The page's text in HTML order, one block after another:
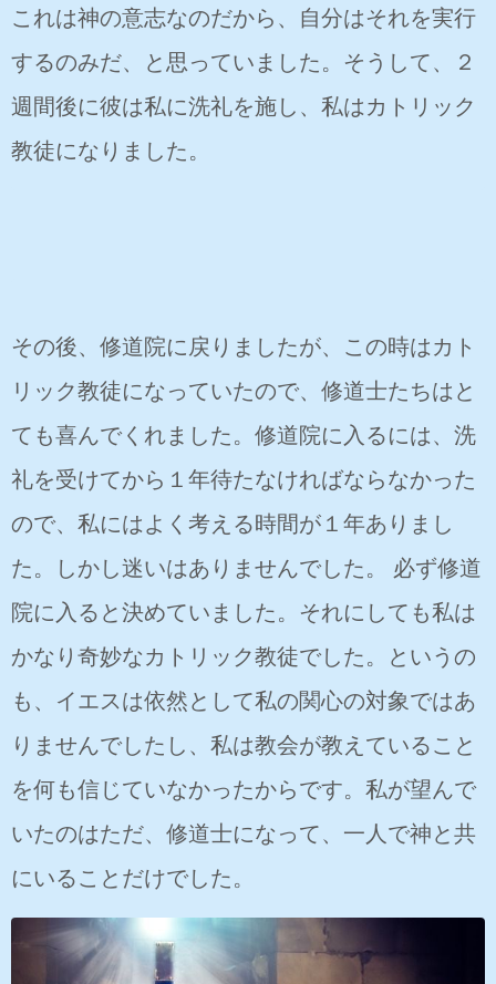
これは神の意志なのだから、自分はそれを実行
するのみだ、と思っていました。そうして、２
週間後に彼は私に洗礼を施し、私はカトリック
教徒になりました。
その後、修道院に戻りましたが、この時はカト
リック教徒になっていたので、修道士たちはと
ても喜んでくれました。修道院に入るには、洗
礼を受けてから１年待たなければならなかった
ので、私にはよく考える時間が１年ありまし
た。しかし迷いはありませんでした。 必ず修道
院に入ると決めていました。それにしても私は
かなり奇妙なカトリック教徒でした。というの
も、イエスは依然として私の関心の対象ではあ
りませんでしたし、私は教会が教えていること
を何も信じていなかったからです。私が望んで
いたのはただ、修道士になって、一人で神と共
にいることだけでした。